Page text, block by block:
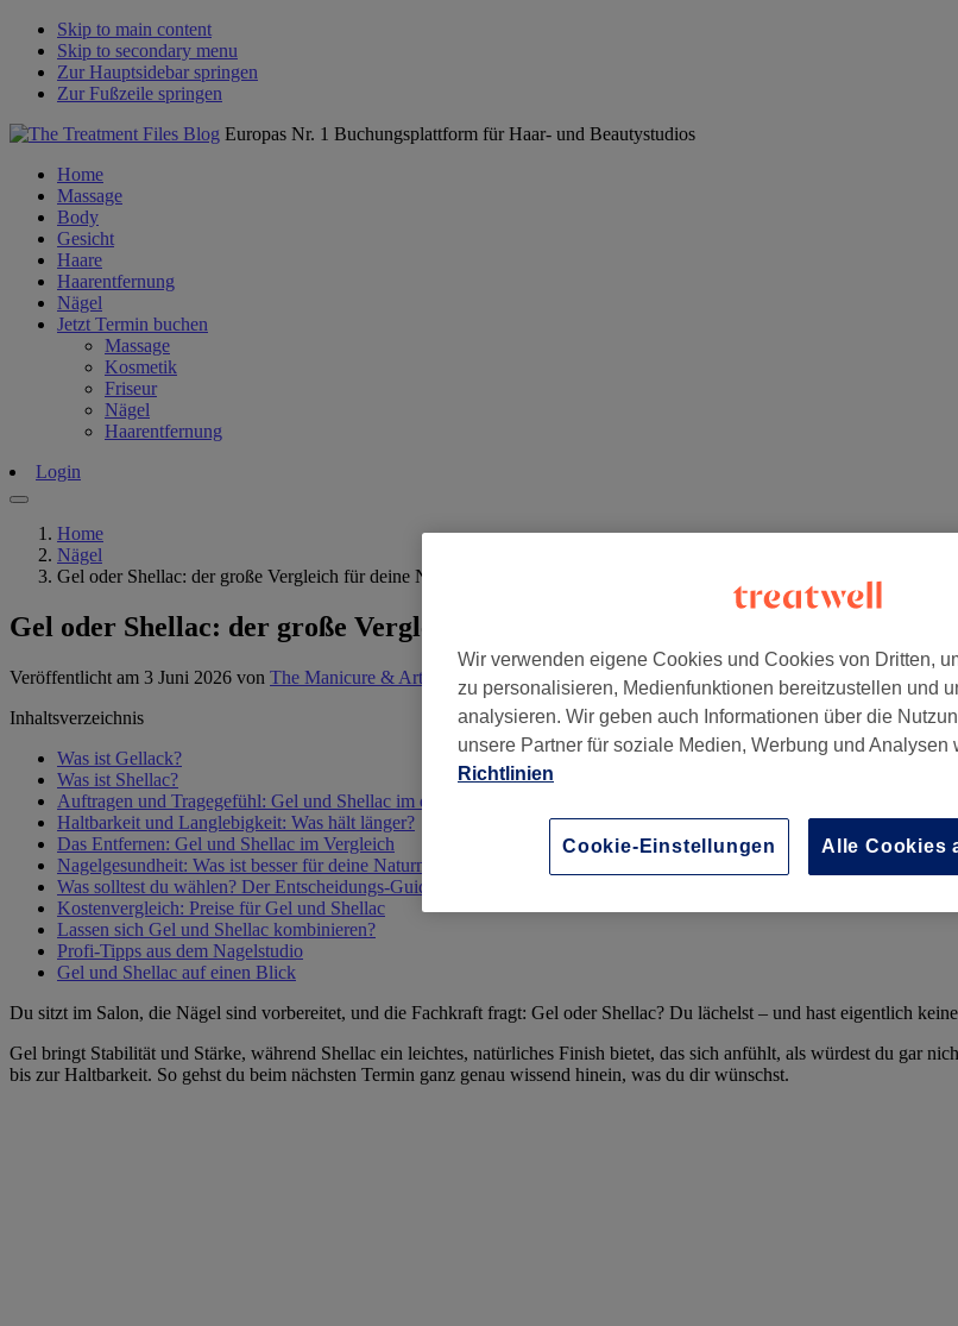
Skip to main content
Skip to secondary menu
Zur Hauptsidebar springen
Zur Fußzeile springen
Europas Nr. 1 Buchungsplattform für Haar- und Beautystudios
Home
Massage
Body
Gesicht
Haare
Haarentfernung
Nägel
Jetzt Termin buchen
Massage
Kosmetik
Friseur
Nägel
Haarentfernung
Login
Home
Nägel
Gel oder Shellac: der große Vergleich für deine Nägel
Gel oder Shellac: der große Vergleich für deine Nägel
Veröffentlicht am 3 Juni 2026 von The Manicure & Artistry Desk
Inhaltsverzeichnis
Was ist Gellack?
Was ist Shellac?
Auftragen und Tragegefühl: Gel und Shellac im direkten Vergleich
Haltbarkeit und Langlebigkeit: Was hält länger?
Das Entfernen: Gel und Shellac im Vergleich
Nagelgesundheit: Was ist besser für deine Naturnägel?
Was solltest du wählen? Der Entscheidungs-Guide für Gel und Shellac
Kostenvergleich: Preise für Gel und Shellac
Lassen sich Gel und Shellac kombinieren?
Profi-Tipps aus dem Nagelstudio
Gel und Shellac auf einen Blick
Du sitzt im Salon, die Nägel sind vorbereitet, und die Fachkraft fragt: Gel oder Shellac? Du lächelst – und hast eigentlich
Gel bringt Stabilität und Stärke, während Shellac ein leichtes, natürliches Finish bietet, das sich anfühlt, als würdest du gar
bis zur Haltbarkeit. So gehst du beim nächsten Termin ganz genau wissend hinein, was du dir wünschst.
Wir verwenden eigene Cookies und Cookies von Dritten,
zu personalisieren, Medienfunktionen bereitzustellen und
analysieren. Wir geben auch Informationen über die
unsere Partner für soziale Medien, Werbung und Analysen
Richtlinien
Alle Cookies
Cookie-Einstellungen